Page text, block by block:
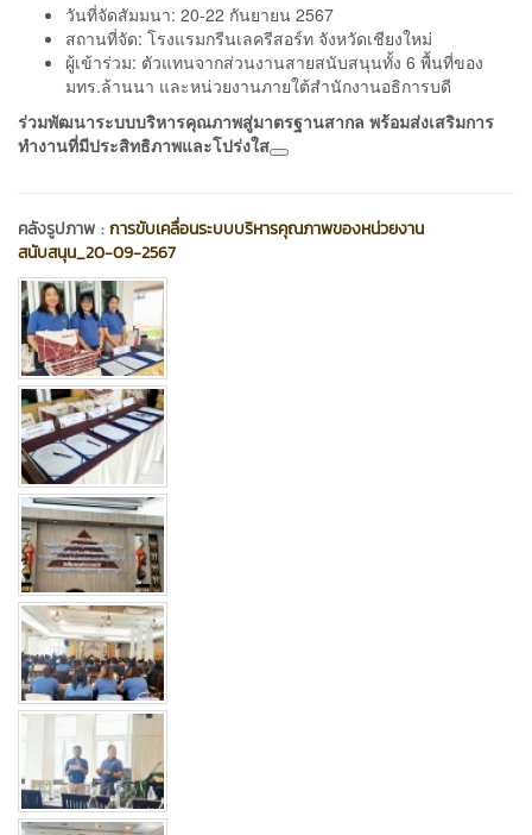
วันที่จัดสัมมนา: 20-22 กันยายน 2567
สถานที่จัด: โรงแรมกรีนเลครีสอร์ท จังหวัดเชียงใหม่
ผู้เข้าร่วม: ตัวแทนจากส่วนงานสายสนับสนุนทั้ง 6 พื้นที่ของ
มทร.ล้านนา และหน่วยงานภายใต้สำนักงานอธิการบดี
ร่วมพัฒนาระบบบริหารคุณภาพสู่มาตรฐานสากล พร้อมส่งเสริมการ
ทำงานที่มีประสิทธิภาพและโปร่งใส
คลังรูปภาพ :การขับเคลื่อนระบบบริหารคุณภาพของหน่วยงาน
สนับสนุน_20-09-2567